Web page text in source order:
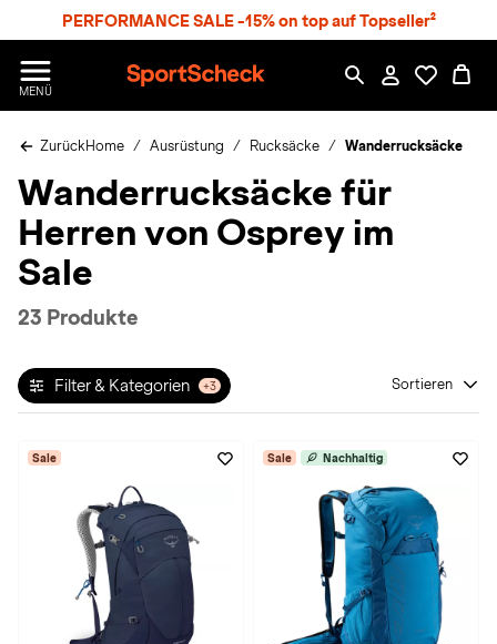
PERFORMANCE SALE -15% on top auf Topseller²
MENÜ
p
r
S
h
ZurückHome Ausrüstung Rucksäcke Wanderrucksäcke
Wanderrucksäcke für
Herren von Osprey im
Sale
23 Produkte
Filter & Kategorien +3 Sortieren
Sale Sale Nachhaltig